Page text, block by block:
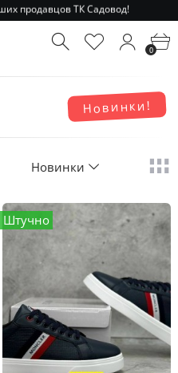
1-3 дняпо РФ и МСК!
продавцов ТК Садовод!
0
Новинки!
Новинки
Штучно